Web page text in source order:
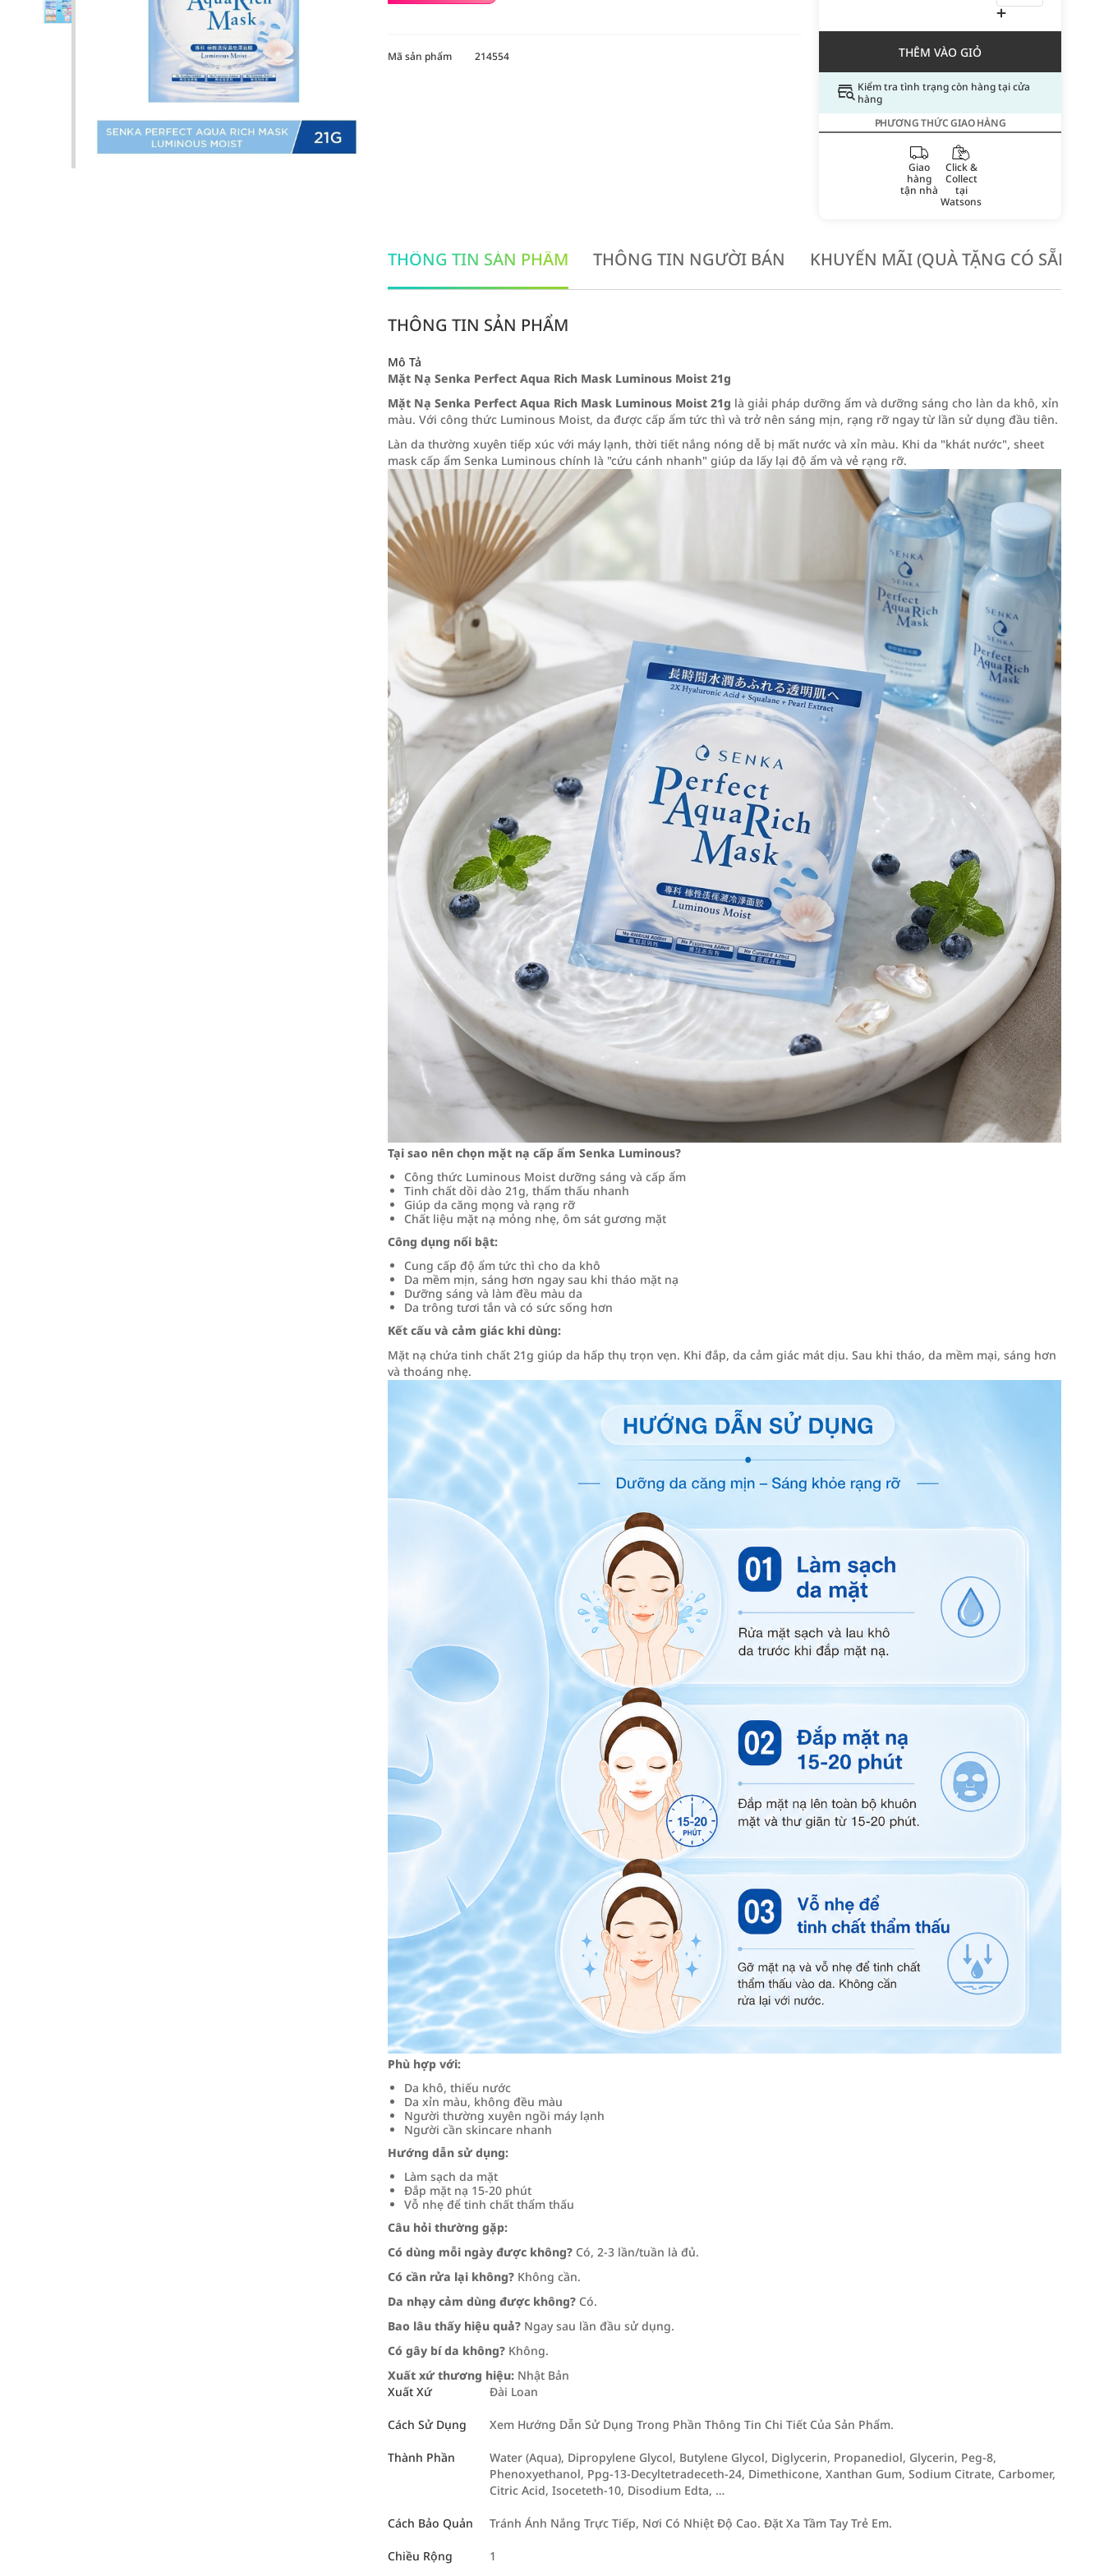
THÊM VÀO GIỎ
Kiểm tra tình trạng còn hàng tại cửa
hàng
PHƯƠNG THỨC GIAO HÀNG
Giao
hàng
tận nhà
Click &
Collect
tại
Watsons
Mã sản phẩm 214554
THÔNG TIN SẢN PHẨM THÔNG TIN NGƯỜI BÁN KHUYẾN MÃI (QUÀ TẶNG CÓ SẴN
THÔNG TIN SẢN PHẨM
Mô Tả
Mặt Nạ Senka Perfect Aqua Rich Mask Luminous Moist 21g
Mặt Nạ Senka Perfect Aqua Rich Mask Luminous Moist 21g là giải pháp dưỡng ẩm và dưỡng sáng cho làn da khô, xỉn
màu. Với công thức Luminous Moist, da được cấp ẩm tức thì và trở nên sáng mịn, rạng rỡ ngay từ lần sử dụng đầu tiên.
Làn da thường xuyên tiếp xúc với máy lạnh, thời tiết nắng nóng dễ bị mất nước và xỉn màu. Khi da "khát nước", sheet
mask cấp ẩm Senka Luminous chính là "cứu cánh nhanh" giúp da lấy lại độ ẩm và vẻ rạng rỡ.
Tại sao nên chọn mặt nạ cấp ẩm Senka Luminous?
Công thức Luminous Moist dưỡng sáng và cấp ẩm
Tinh chất dồi dào 21g, thẩm thấu nhanh
Giúp da căng mọng và rạng rỡ
Chất liệu mặt nạ mỏng nhẹ, ôm sát gương mặt
Công dụng nổi bật:
Cung cấp độ ẩm tức thì cho da khô
Da mềm mịn, sáng hơn ngay sau khi tháo mặt nạ
Dưỡng sáng và làm đều màu da
Da trông tươi tắn và có sức sống hơn
Kết cấu và cảm giác khi dùng:
Mặt nạ chứa tinh chất 21g giúp da hấp thụ trọn vẹn. Khi đắp, da cảm giác mát dịu. Sau khi tháo, da mềm mại, sáng hơn
và thoáng nhẹ.
Phù hợp với:
Da khô, thiếu nước
Da xỉn màu, không đều màu
Người thường xuyên ngồi máy lạnh
Người cần skincare nhanh
Hướng dẫn sử dụng:
Làm sạch da mặt
Đắp mặt nạ 15-20 phút
Vỗ nhẹ để tinh chất thẩm thấu
Câu hỏi thường gặp:
Có dùng mỗi ngày được không? Có, 2-3 lần/tuần là đủ.
Có cần rửa lại không? Không cần.
Da nhạy cảm dùng được không? Có.
Bao lâu thấy hiệu quả? Ngay sau lần đầu sử dụng.
Có gây bí da không? Không.
Xuất xứ thương hiệu: Nhật Bản
Xuất Xứ
Đài Loan
Cách Sử Dụng Xem Hướng Dẫn Sử Dụng Trong Phần Thông Tin Chi Tiết Của Sản Phẩm.
Thành Phần
Water (Aqua), Dipropylene Glycol, Butylene Glycol, Diglycerin, Propanediol, Glycerin, Peg-8,
Phenoxyethanol, Ppg-13-Decyltetradeceth-24, Dimethicone, Xanthan Gum, Sodium Citrate, Carbomer,
Citric Acid, Isoceteth-10, Disodium Edta, …
Cách Bảo Quản Tránh Ánh Nắng Trực Tiếp, Nơi Có Nhiệt Độ Cao. Đặt Xa Tầm Tay Trẻ Em.
Chiều Rộng 1